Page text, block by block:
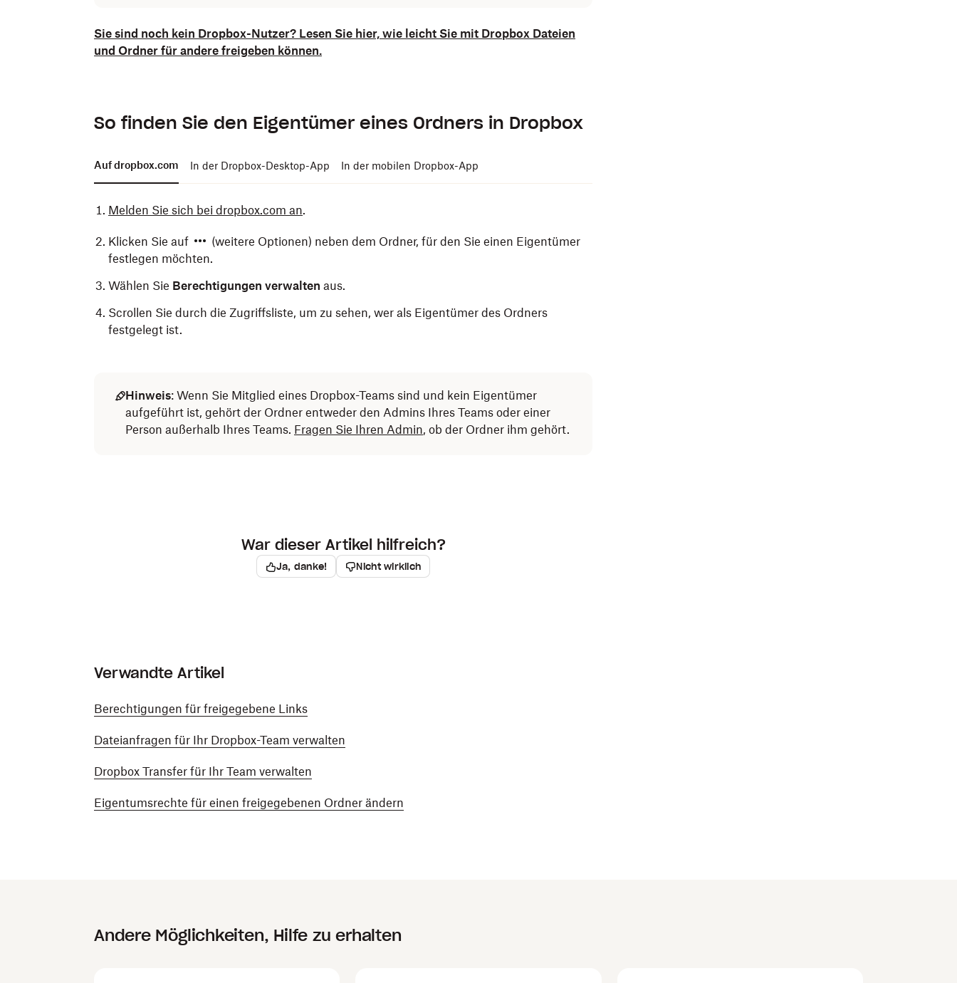
Sie sind noch kein Dropbox-Nutzer? Lesen Sie hier, wie leicht Sie mit Dropbox Dateien
und Ordner für andere freigeben können.
So finden Sie den Eigentümer eines Ordners in Dropbox
Auf dropbox.com In der Dropbox-Desktop-App In der mobilen Dropbox-App
Melden Sie sich bei dropbox.com an.
Klicken Sie auf
(weitere Optionen) neben dem Ordner, für den Sie einen Eigentümer
festlegen möchten.
Wählen Sie Berechtigungen verwalten aus.
Scrollen Sie durch die Zugriffsliste, um zu sehen, wer als Eigentümer des Ordners
festgelegt ist.
Klicken Sie mit der rechten Maustaste auf den Ordner, für den Sie einen Eigentümer
festlegen möchten.
(Dropbox) die Option… teilenaus.
Scrollen Sie durch die Zugriffsliste, um zu sehen, wer als Eigentümer des Ordners
Tippen Sie in Android auf (weitere Optionen) oder in iOS auf
(weitere Optionen)
neben dem Ordner, für den Sie einen Eigentümer festlegen möchten.
Hinweis: Wenn Sie Mitglied eines Dropbox-Teams sind und kein Eigentümer
aufgeführt ist, gehört der Ordner entweder den Admins Ihres Teams oder einer
Person außerhalb Ihres Teams. Fragen Sie Ihren Admin, ob der Ordner ihm gehört.
War dieser Artikel hilfreich?
Ja, danke! Nicht wirklich
Verwandte Artikel
Berechtigungen für freigegebene Links
Dateianfragen für Ihr Dropbox-Team verwalten
Dropbox Transfer für Ihr Team verwalten
Eigentumsrechte für einen freigegebenen Ordner ändern
Andere Möglichkeiten, Hilfe zu erhalten